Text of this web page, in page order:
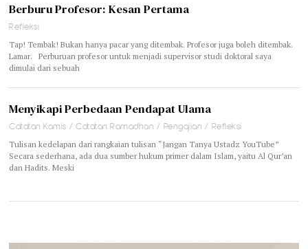
Berburu Profesor: Kesan Pertama
Refleksi
Tap! Tembak! Bukan hanya pacar yang ditembak. Profesor juga boleh ditembak.
Lamar. Perburuan profesor untuk menjadi supervisor studi doktoral saya
dimulai dari sebuah
Menyikapi Perbedaan Pendapat Ulama
Catatan Kamis / Catatan Ramadhan / Pengajian / Refleksi
Tulisan kedelapan dari rangkaian tulisan “Jangan Tanya Ustadz YouTube”
Secara sederhana, ada dua sumber hukum primer dalam Islam, yaitu Al Qur’an
dan Hadits. Meski